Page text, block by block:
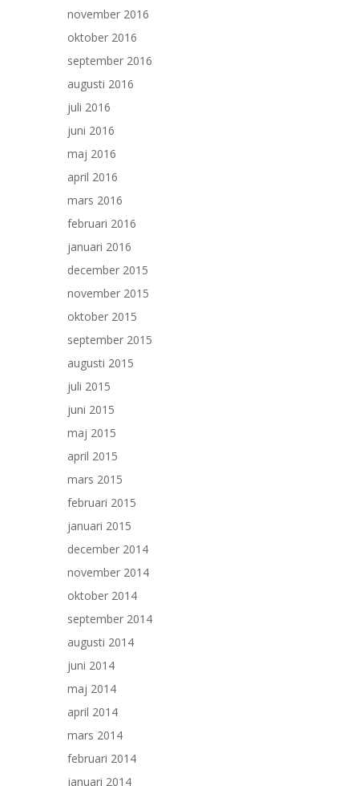
november 2016
oktober 2016
september 2016
augusti 2016
juli 2016
juni 2016
maj 2016
april 2016
mars 2016
februari 2016
januari 2016
december 2015
november 2015
oktober 2015
september 2015
augusti 2015
juli 2015
juni 2015
maj 2015
april 2015
mars 2015
februari 2015
januari 2015
december 2014
november 2014
oktober 2014
september 2014
augusti 2014
juni 2014
maj 2014
april 2014
mars 2014
februari 2014
januari 2014